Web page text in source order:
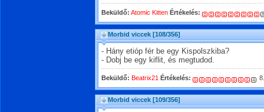
Beküldő: Atomic Kitten Értékelés:
Morbid viccek [108/356]
- Hány etióp fér be egy Kispolszkiba?
- Dobj be egy kiflit, és megtudod.
Beküldő: Beatrix21 Értékelés:
Morbid viccek [109/356]